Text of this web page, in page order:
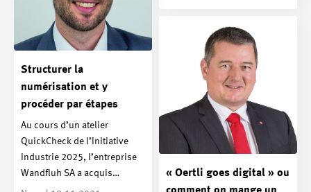
Structurer la
numérisation et y
procéder par étapes
Au cours d’un atelier
QuickCheck de l’Initiative
Industrie 2025, l’entreprise
Wandfluh SA a acquis…
« Oertli goes digital » ou